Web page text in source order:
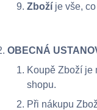
Zboží je vše,
OBECNÁ
Koupě Zboží je
shopu.
Při nákupu